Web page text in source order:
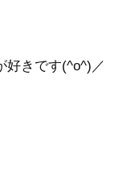
好きです(^o^)／